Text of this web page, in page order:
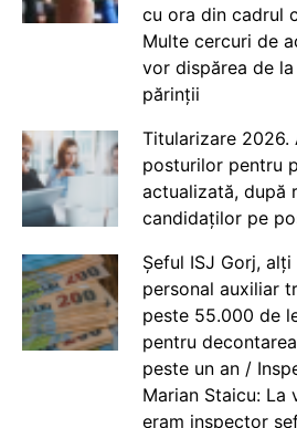
cu ora din cadrul
Multe cercuri de
vor dispărea de
părinții
Titularizare 2026.
posturilor pentru
actualizată, după
candidaților pe
Șeful ISJ Gorj,
personal auxiliar
peste 55.000 de
pentru
peste un an /
Marian Staicu: La
eram inspector